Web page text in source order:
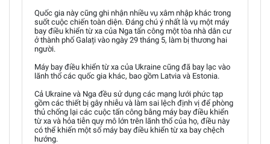
Quốc gia này cũng ghi nhận nhiều vụ xâm nhập khác trong
suốt cuộc chiến toàn diện. Đáng chú ý nhất là vụ một máy
bay điều khiển từ xa của Nga tấn công một tòa nhà dân cư
ở thành phố Galați vào ngày 29 tháng 5, làm bị thương hai
người.
Máy bay điều khiển từ xa của Ukraine cũng đã bay lạc vào
lãnh thổ các quốc gia khác, bao gồm Latvia và Estonia.
Cả Ukraine và Nga đều sử dụng các mạng lưới phức tạp
gồm các thiết bị gây nhiễu và làm sai lệch định vị để phòng
thủ chống lại các cuộc tấn công bằng máy bay điều khiển
từ xa và hỏa tiễn quy mô lớn trên lãnh thổ của họ, điều này
có thể khiến một số máy bay điều khiển từ xa bay chệch
hướng.